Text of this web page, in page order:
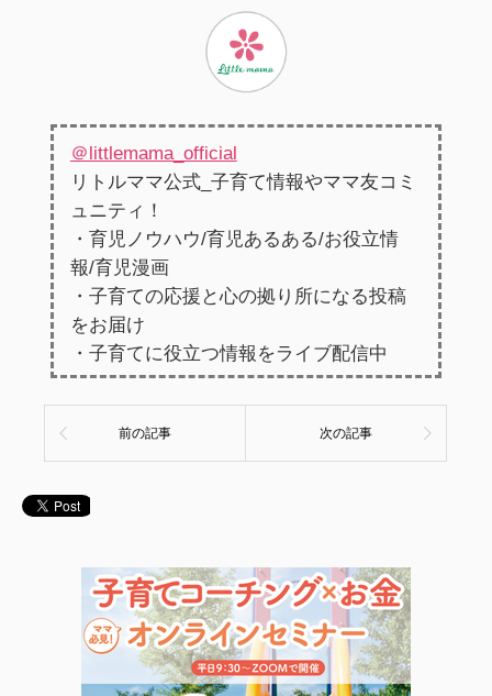
＠littlemama_official
リトルママ公式_子育て情報やママ友コミ
ュニティ！
・育児ノウハウ/育児あるある/お役立情
報/育児漫画
・子育ての応援と心の拠り所になる投稿
をお届け
・子育てに役立つ情報をライブ配信中
前の記事 次の記事